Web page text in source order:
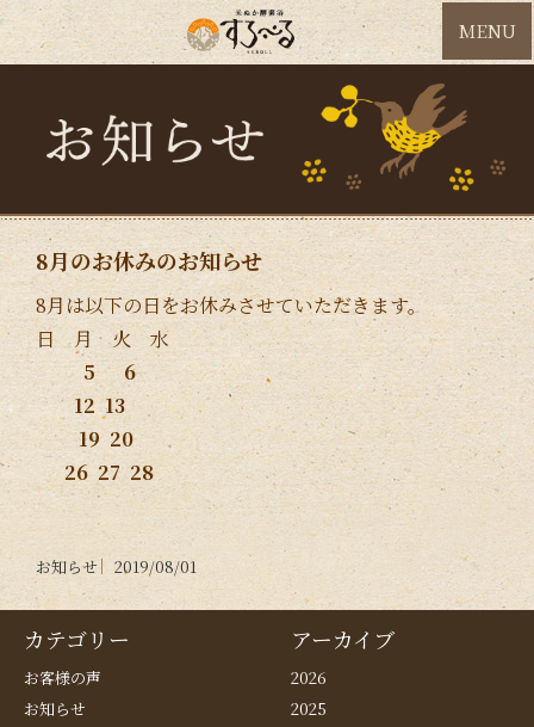
MENU
8月のお休みのお知らせ
8月は以下の日をお休みさせていただきます。
日 月 火 水
5 6
12 13
19 20
26 27 28
お知らせ 2019/08/01
カテゴリー
お客様の声
お知らせ
アーカイブ
2026
2025